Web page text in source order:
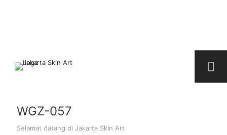
WGZ-057
Selamat datang di Jakarta Skin Art